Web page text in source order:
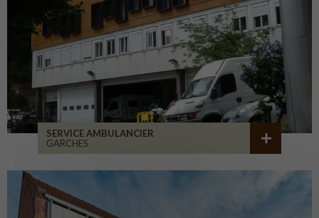
SERVICE AMBULANCIER
GARCHES